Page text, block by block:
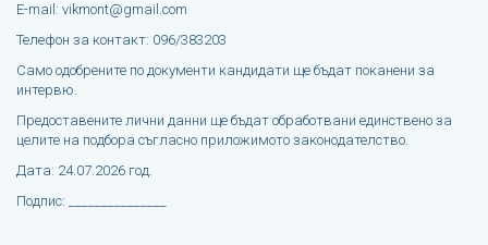
E-mail: vikmont@gmail.com
Телефон за контакт: 096/383203
Само одобрените по документи кандидати ще бъдат поканени за
интервю.
Предоставените лични данни ще бъдат обработвани единствено за
целите на подбора съгласно приложимото законодателство.
Дата: 24.07.2026 год.
Подпис: _______________